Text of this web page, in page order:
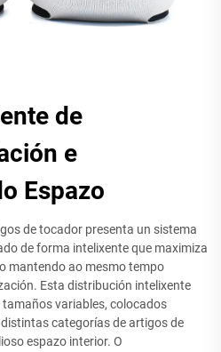
de
e
Espazo
de tocador presenta un sistema
de forma intelixente que maximiza
mantendo ao mesmo tempo
Esta distribución intelixente
variables, colocados
categorías de artigos de
espazo interior. O